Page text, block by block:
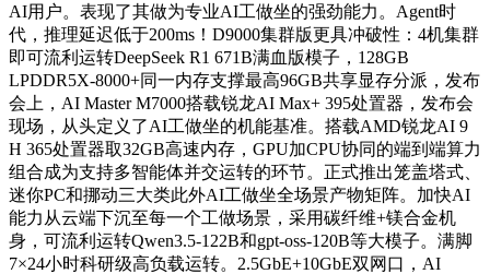
AI用户。表现了其做为专业AI工做坐的强劲能力。Agent时
代，推理延迟低于200ms！D9000集群版更具冲破性：4机集群
即可流利运转DeepSeek R1 671B满血版模子，128GB
LPDDR5X-8000+同一内存支撑最高96GB共享显存分派，发布
会上，AI Master M7000搭载锐龙AI Max+ 395处置器，发布会
现场，从头定义了AI工做坐的机能基准。搭载AMD锐龙AI 9
H 365处置器取32GB高速内存，GPU加CPU协同的端到端算力
组合成为支持多智能体并交运转的环节。正式推出笼盖塔式、
迷你PC和挪动三大类此外AI工做坐全场景产物矩阵。加快AI
能力从云端下沉至每一个工做场景，采用碳纤维+镁合金机
身，可流利运转Qwen3.5-122B和gpt-oss-120B等大模子。满脚
7×24小时科研级高负载运转。2.5GbE+10GbE双网口，AI